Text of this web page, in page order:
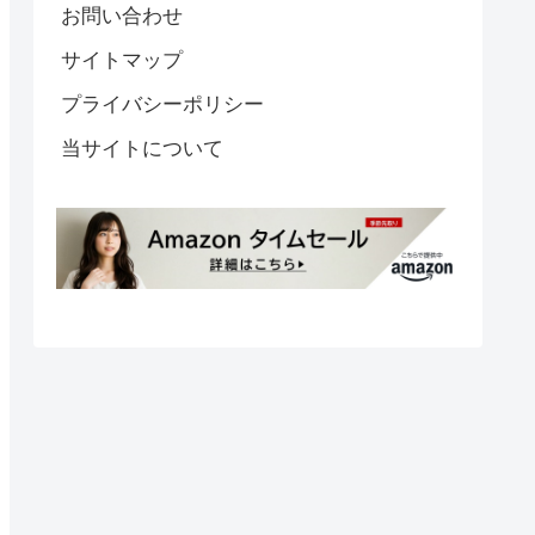
お問い合わせ
サイトマップ
プライバシーポリシー
当サイトについて